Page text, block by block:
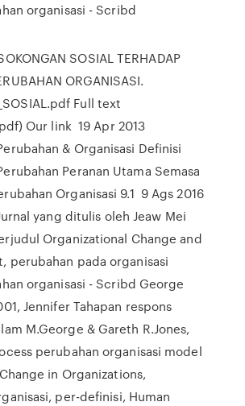
organisasi - Scribd
SOSIAL TERHADAP
ORGANISASI.
Full text
Our link 19 Apr 2013
& Organisasi Definisi
Peranan Utama Semasa
Organisasi 9.1 9 Ags 2016
yang ditulis oleh Jeaw Mei
Organizational Change and
perubahan pada organisasi
organisasi - Scribd George
Jennifer Tahapan respons
M.George & Gareth R.Jones,
perubahan organisasi model
in Organizations,
per-definisi, Human